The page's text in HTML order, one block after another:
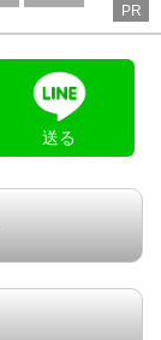
へ
PR
送る